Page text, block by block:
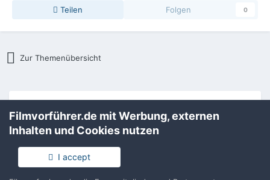
Teilen Folgen 0
Zur Themenübersicht
Sprache
Impressum / Datenschutzerklärung
Nutzungsbedingungen
Filmvorführer.de mit Werbung, externen
Inhalten und Cookies nutzen
I accept